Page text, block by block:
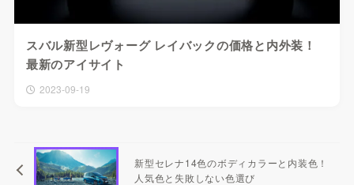
スバル新型レヴォーグ レイバックの価格と内外装！
最新のアイサイト
2023-09-19
新型セレナ14色のボディカラーと内装色！
人気色と失敗しない色選び